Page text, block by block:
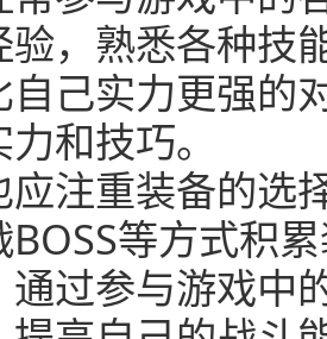
验，熟悉各种技
自己实力更强的
和技巧。
应注重装备的选
等方式积
通过参与游戏中